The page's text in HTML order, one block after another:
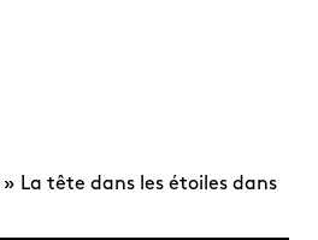
» La tête dans les étoiles dans